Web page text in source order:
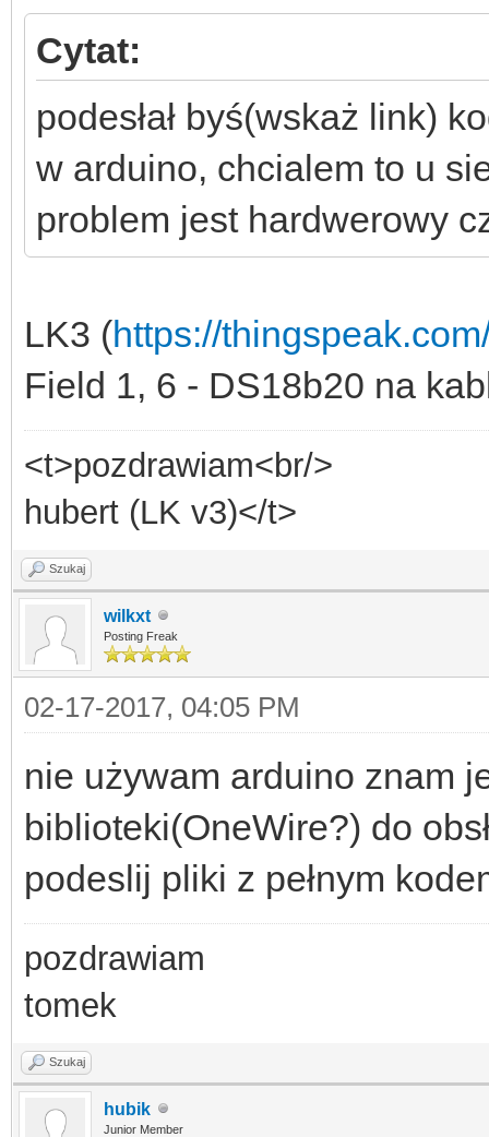
Cytat:
podesłał byś(wskaż link)
w arduino, chcialem to u
problem jest hardwerowy
LK3 (https://
Field 1, 6 - DS18b20 na
<t>pozdrawiam<br/>
hubert (LK v3)</t>
Szukaj
wilkxt
Posting Freak
02-17-2017, 04:05 PM
nie używam arduino znam
biblioteki(OneWire?) do
podeslij pliki z pełnym
pozdrawiam
tomek
Szukaj
hubik
Junior Member